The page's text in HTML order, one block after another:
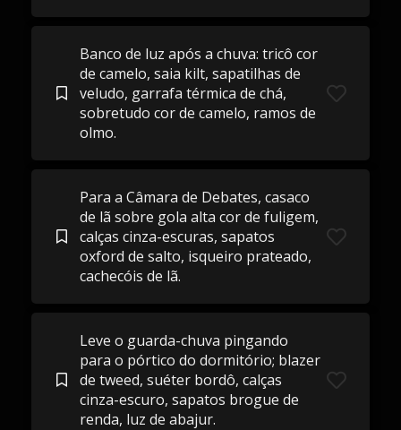
Banco de luz após a chuva: tricô cor
de camelo, saia kilt, sapatilhas de
veludo, garrafa térmica de chá,
sobretudo cor de camelo, ramos de
olmo.
Para a Câmara de Debates, casaco
de lã sobre gola alta cor de fuligem,
calças cinza-escuras, sapatos
oxford de salto, isqueiro prateado,
cachecóis de lã.
Leve o guarda-chuva pingando
para o pórtico do dormitório; blazer
de tweed, suéter bordô, calças
cinza-escuro, sapatos brogue de
renda, luz de abajur.